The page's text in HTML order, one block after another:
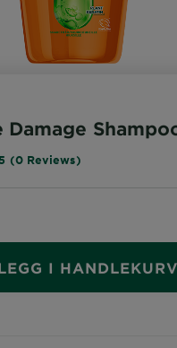
Damage
(0 Reviews)
I